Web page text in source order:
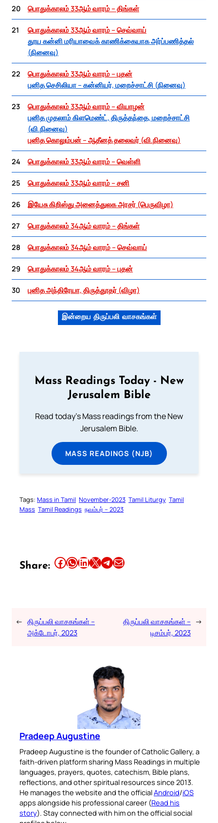
20 பொதுக்காலம் 33ஆம் வாரம் – திங்கள்
21
பொதுக்காலம் 33ஆம் வாரம் – செவ்வாய்
தூய கன்னி மரியாவைக் காணிக்கையாக அர்ப்பணித்தல்
(நினைவு)
22
பொதுக்காலம் 33ஆம் வாரம் – புதன்
புனித செசிலியா – கன்னியர், மறைச்சாட்சி (நினைவு)
23
பொதுக்காலம் 33ஆம் வாரம் – வியாழன்
புனித முதலாம் கிளமெண்ட், திருத்தந்தை, மறைச்சாட்சி
(வி.நினைவு)
புனித கொலும்பன் – ஆதீனத் தலைவர் (வி.நினைவு)
24 பொதுக்காலம் 33ஆம் வாரம் – வெள்ளி
25 பொதுக்காலம் 33ஆம் வாரம் – சனி
26 இயேசு கிறிஸ்து அனைத்துலக அரசர் (பெருவிழா)
27 பொதுக்காலம் 34ஆம் வாரம் – திங்கள்
28 பொதுக்காலம் 34ஆம் வாரம் – செவ்வாய்
29 பொதுக்காலம் 34ஆம் வாரம் – புதன்
30 புனித அந்திரேயா, திருத்தூதர் (விழா)
இன்றைய திருப்பலி வாசகங்கள்
Mass Readings Today - New
Jerusalem Bible
Read today's Mass readings from the New
Jerusalem Bible.
MASS READINGS (NJB)
Tags: Mass in Tamil November-2023 Tamil Liturgy Tamil
Mass Tamil Readings நவம்பர் – 2023
Share: Share this article on Facebook Share this article on WhatsApp Share this article on LinkedIn Share this article on X Share this article on TelegramEmail this Article
← திருப்பலி வாசகங்கள் –
அக்டோபர், 2023
திருப்பலி வாசகங்கள் –
டிசம்பர், 2023
→
Pradeep Augustine
Pradeep Augustine is the founder of Catholic Gallery, a
faith-driven platform sharing Mass Readings in multiple
languages, prayers, quotes, catechism, Bible plans,
reflections, and other spiritual resources since 2013.
He manages the website and the officialAndroid/iOS
apps alongside his professional career (Read his
story). Stay connected with him on the official social